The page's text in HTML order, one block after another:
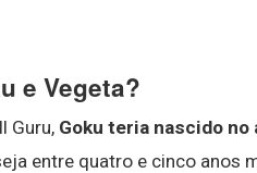
e Vegeta?
Guru, Goku teria nascido no
entre quatro e cinco anos